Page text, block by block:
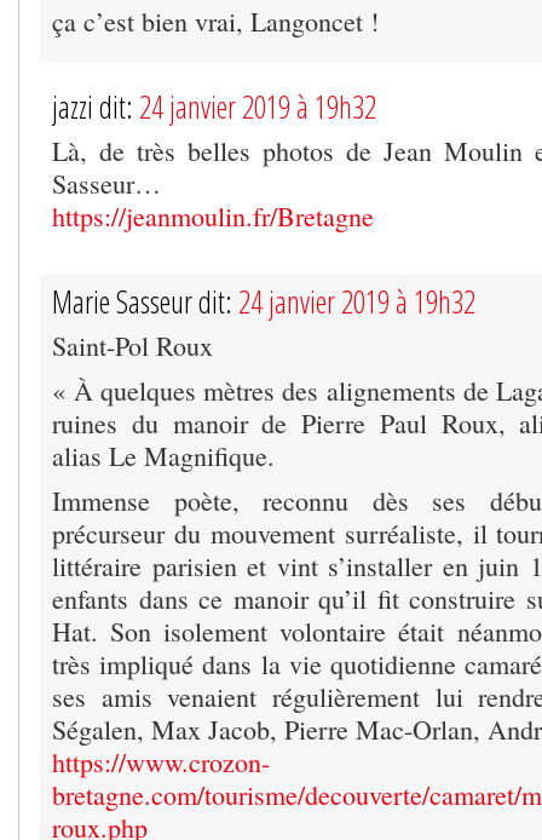
ça c’est bien vrai, Langoncet !
jazzi dit: 24 janvier 2019 à 19h32
Là, de très belles photos de Jean Moulin
Sasseur…
https://jeanmoulin.fr/Bretagne
Marie Sasseur dit: 24 janvier 2019 à 19h32
Saint-Pol Roux
« À quelques mètres des alignements de
ruines du manoir de Pierre Paul Roux,
alias Le Magnifique.
Immense poète, reconnu dès ses
précurseur du mouvement surréaliste, il
littéraire parisien et vint s’installer en juin
enfants dans ce manoir qu’il fit construire
Hat. Son isolement volontaire était
très impliqué dans la vie quotidienne
ses amis venaient régulièrement lui
Ségalen, Max Jacob, Pierre Mac-Orlan,
https://www.crozon-
bretagne.com/tourisme/decouverte/camaret/
roux.php